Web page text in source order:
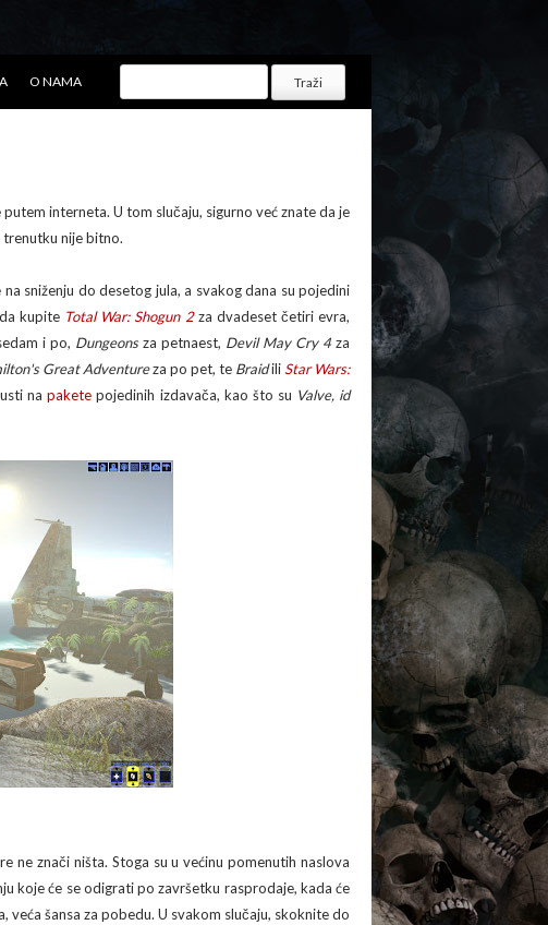
O NAMA
interneta. U tom slučaju, sigurno već znate da je
trenutku nije bitno.
sniženju do desetog jula, a svakog dana su pojedini
kupite Total War: Shogun 2za dvadeset četiri evra,
i po, Dungeonsza petnaest, Devil May Cry 4 za
Great Adventureza po pet, te BraidiliStar Wars:
napakete pojedinih izdavača, kao što su Valve, id
ne znači ništa. Stoga su u većinu pomenutih naslova
koje će se odigrati po završetku rasprodaje, kada će
šansa za pobedu. U svakom slučaju, skoknite do